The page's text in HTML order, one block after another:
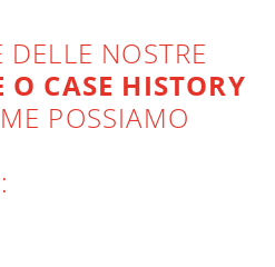
NOSTRE
O CASE HISTORY
POSSIAMO